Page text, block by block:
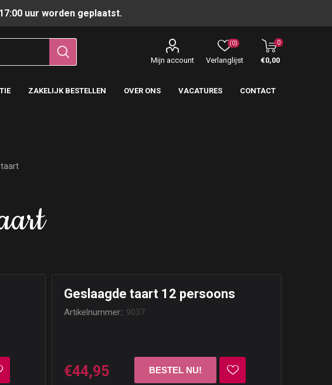
uur worden geplaatst.
Mijn account Verlanglijst
(0) 0
€0,00
ZAKELIJK BESTELLEN OVER ONS VACATURES CONTACT
taart
Geslaagde taart 12 persoons
Artikelnummer:: 9037
€44,95